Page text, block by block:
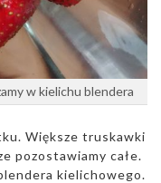
w kielichu blendera
Większe truskawki
pozostawiamy całe.
kielichowego.